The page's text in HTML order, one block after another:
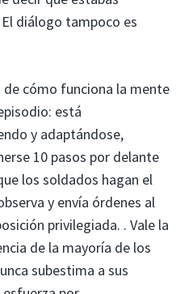
diálogo tampoco es
cómo funciona la mente
está
y adaptándose,
10 pasos por delante
los soldados hagan el
y envía órdenes al
privilegiada. . Vale la
de la mayoría de los
subestima a sus